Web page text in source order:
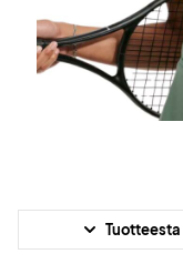
Tuotteesta